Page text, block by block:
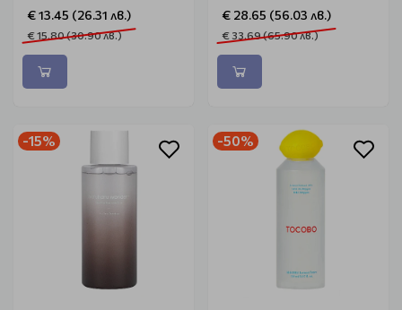
€ 13.45 (26.31 лв.)
€ 15.80 (30.90 лв.)
€ 28.65 (56.03 лв.)
€ 33.69 (65.90 лв.)
-15% -50%